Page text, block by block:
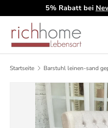
Direkt zum Inhalt
5% Rabatt bei
Suchen
Art
Startseite Barstuhl leinen-sand
Zu